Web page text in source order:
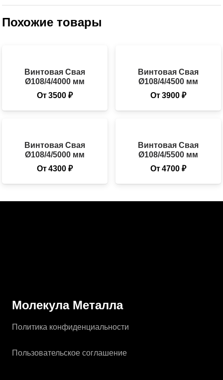
Похожие товары
Винтовая Свая
Ø108/4/4000 мм
От3500₽
Винтовая Свая
Ø108/4/4500 мм
От3900 ₽
Винтовая Свая
Ø108/4/5000 мм
От4300₽
Винтовая Свая
Ø108/4/5500 мм
От4700 ₽
Молекула Металла
Политика конфиденциальности
Пользовательское соглашение